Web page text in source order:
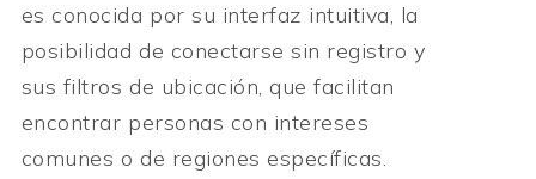
es conocida por su interfaz intuitiva, la
posibilidad de conectarse sin registro y
sus filtros de ubicación, que facilitan
encontrar personas con intereses
comunes o de regiones específicas.